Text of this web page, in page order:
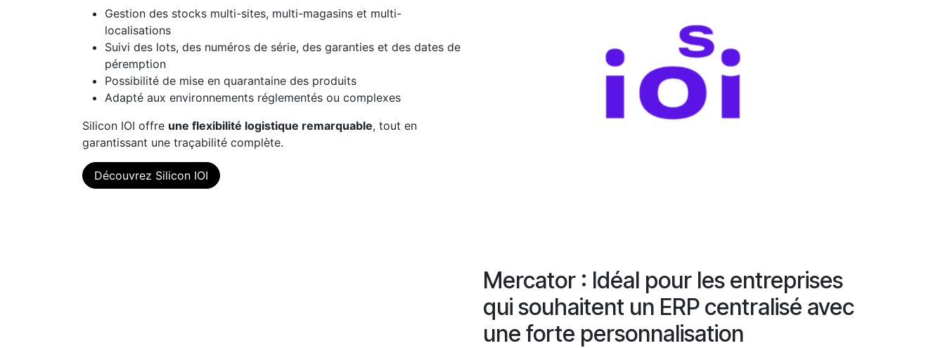
Gestion des stocks multi-sites, multi-magasins et multi-
localisations
Suivi des lots, des numéros de série, des garanties et des dates de
péremption
Possibilité de mise en quarantaine des produits
Adapté aux environnements réglementés ou complexes
Silicon IOI offre une flexibilité logistique remarquable, tout en
garantissant une traçabilité complète.
Découvrez Silicon IOI
Mercator : Idéal pour les entreprises
qui souhaitent un ERP centralisé avec
une forte personnalisation